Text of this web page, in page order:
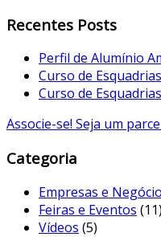
Recentes Posts
Perfil de Alumínio
Curso de
Curso de
Associe-se! Seja um
Categoria
Empresas e
Feiras e Eventos (11)
Vídeos (5)